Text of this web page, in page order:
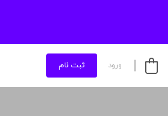
ورود ثبت نام